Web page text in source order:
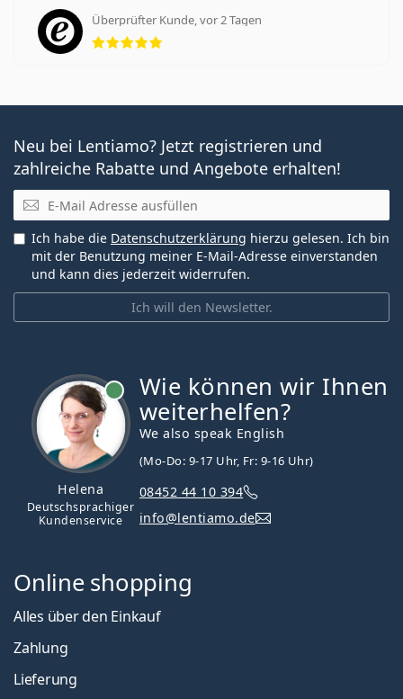
Überprüfter Kunde, vor 2 Tagen
Bewertung 5 aus 5
Neu bei Lentiamo? Jetzt registrieren und
zahlreiche Rabatte und Angebote erhalten!
E-Mail
Ich will den Newsletter.
Ich habe die Datenschutzerklärung hierzu gelesen. Ich bin
mit der Benutzung meiner E-Mail-Adresse einverstanden
und kann dies jederzeit widerrufen.
Helena
Deutschsprachiger
Kundenservice
Wie können wir Ihnen
weiterhelfen?
We also speak English
(Mo-Do: 9-17 Uhr, Fr: 9-16 Uhr)
08452 44 10 394
info@lentiamo.de
Online shopping
Alles über den Einkauf
Zahlung
Lieferung